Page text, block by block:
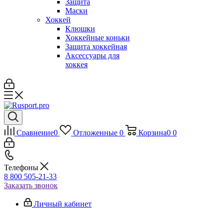
Защита
Маски
Хоккей
Клюшки
Хоккейные коньки
Защита хоккейная
Аксессуары для
хоккея
Сравнение0 Отложенные 0 Корзина0 0
Телефоны
8 800 505-21-33
Заказать звонок
Личный кабинет